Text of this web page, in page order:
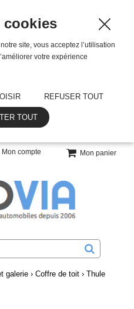
Mon compte Mon panier
galerie › Coffre de toit › Thule
cookies
site, vous acceptez l’utilisation
votre expérience
REFUSER TOUT
TOUT